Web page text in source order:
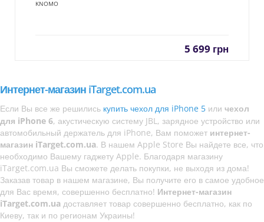
KNOMO
5 699 грн
Интернет-магазин iTarget.com.ua
Если Вы все же решились купить чехол для iPhone 5 или чехол
для iPhone 6, акустическую систему JBL, зарядное устройство или
автомобильный держатель для iPhone, Вам поможет интернет-
магазин iTarget.com.ua. В нашем Apple Store Вы найдете все, что
необходимо Вашему гаджету Apple. Благодаря магазину
iTarget.com.ua Вы сможете делать покупки, не выходя из дома!
Заказав товар в нашем магазине, Вы получите его в самое удобное
для Вас время, совершенно бесплатно! Интернет-магазин
iTarget.com.ua доставляет товар совершенно бесплатно, как по
Киеву, так и по регионам Украины!